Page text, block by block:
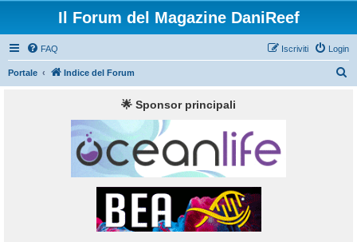
Il Forum del Magazine DaniReef
FAQ Login
Iscriviti
Portale Indice del Forum
🌟 Sponsor principali